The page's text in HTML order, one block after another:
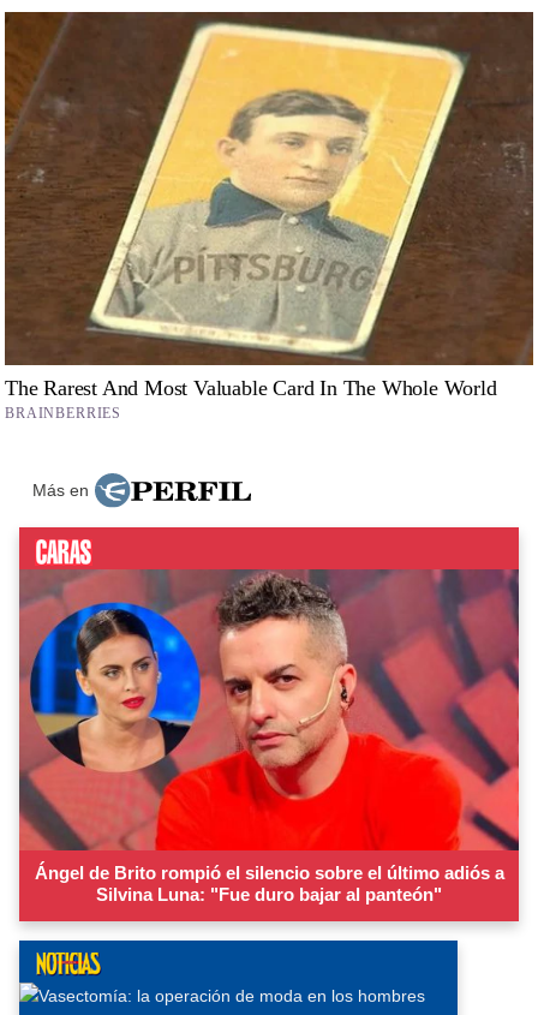
Más en
Ángel de Brito rompió el silencio sobre el último adiós a
Silvina Luna: "Fue duro bajar al panteón"